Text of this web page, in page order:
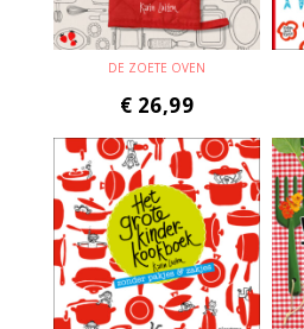
DE ZOETE OVEN
€ 26,99